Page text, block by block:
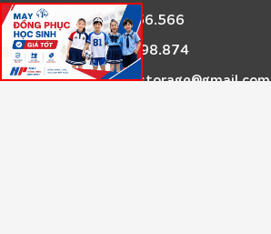
Điện thoại: 0921.456.566
Hotline:
0356.798.874
Email:
mail.vnstorage@gmail.com